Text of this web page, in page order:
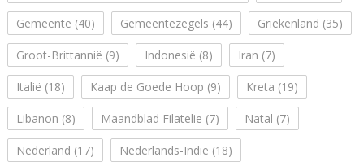
Gemeente (40) Gemeentezegels (44) Griekenland (35)
Groot-Brittannië (9) Indonesië (8) Iran (7)
Italië (18) Kaap de Goede Hoop (9) Kreta (19)
Libanon (8) Maandblad Filatelie (7) Natal (7)
Nederland (17) Nederlands-Indië (18)